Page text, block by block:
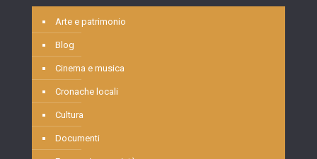
Arte e patrimonio
Blog
Cinema e musica
Cronache locali
Cultura
Documenti